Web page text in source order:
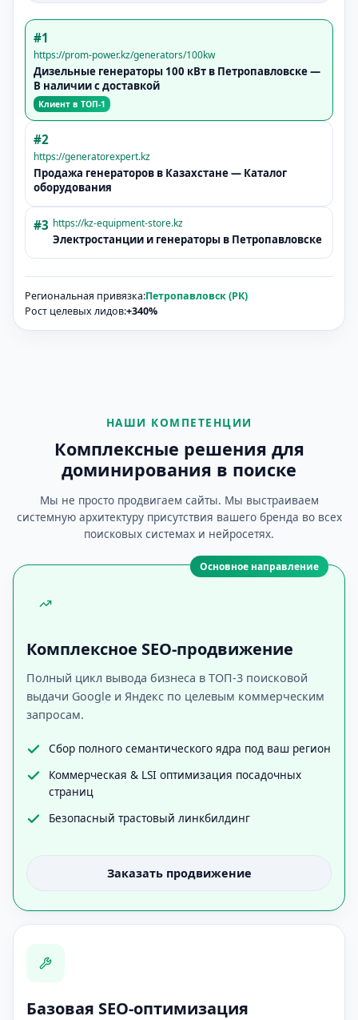
#1
https://prom-power.kz/generators/100kw
Дизельные генераторы 100 кВт в Петропавловске—
В наличии с доставкой
Клиент в ТОП-1
#2
https://generatorexpert.kz
Продажа генераторов в Казахстане — Каталог
оборудования
#3 https://kz-equipment-store.kz
Электростанции и генераторы в Петропавловске
Региональная привязка:Петропавловск (РК)
Рост целевых лидов:+340%
НАШИ КОМПЕТЕНЦИИ
Комплексные решения для
доминирования в поиске
Мы не просто продвигаем сайты. Мы выстраиваем
системную архитектуру присутствия вашего бренда во всех
поисковых системах и нейросетях.
Основное направление
Комплексное SEO-продвижение
Полный цикл вывода бизнеса в ТОП-3 поисковой
выдачи Google и Яндекс по целевым коммерческим
запросам.
Сбор полного семантического ядра под ваш регион
Коммерческая & LSI оптимизация посадочных
страниц
Безопасный трастовый линкбилдинг
Заказать продвижение
Базовая SEO-оптимизация